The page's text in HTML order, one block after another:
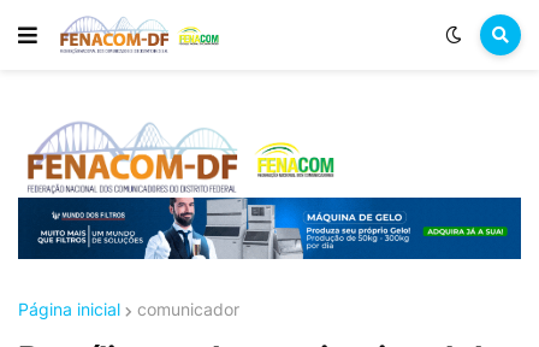
Página inicial comunicador